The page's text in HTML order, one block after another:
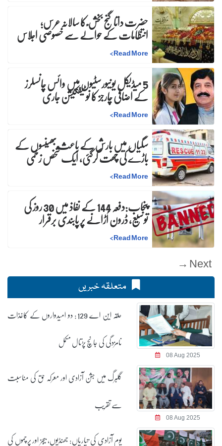
حضرت داتا گنج بخش ؒ کا سالانہ عرس;
انتظامات کے حوالے سے خصوصی اجلاس
Read More
>
5 میڈیکل یونیورسٹیوں میں وائس چانسلرز
کے اضافی چارجز کا نوٹیفکیشن جاری
Read More
>
سگیاں میں بارش کے باعث بھینسوں کے
باڑے کی چھت گرگئی، ایک شخص زخمی
Read More
>
پنجاب:دفعہ 144 کے نفاذ میں 30 روز کیتوسیع، ڈرون اُڑانے پر پابندی برقرار
Read More
>
Next →
متعلقہ خبریں
08 Aug 2025
حلقہ این اے 129: دو امیدواروں کے کاغذات
نامزدگی کی جانچ پڑتال مکمل
08 Aug 2025
گلبرگ میں جشن آزادی اور معرکہ حق کی مناسبت
سے تقریب
یوم آزادی کی تیاریاں: جھنڈیوں، بیجز اور پرچموں کی